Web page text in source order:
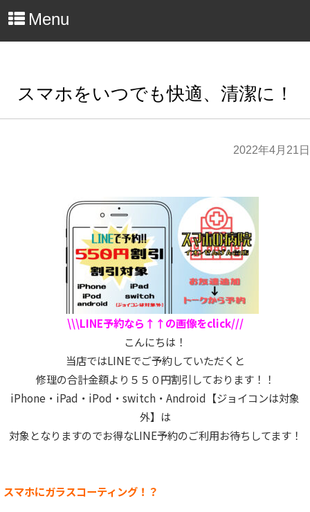
Menu
スマホをいつでも快適、清潔に！
2022年4月21日
\\\LINE予約なら↑↑の画像をclick///
こんにちは！
当店ではLINEでご予約していただくと
修理の合計金額より５５０円割引しております！！
iPhone・iPad・iPod・switch・Android【ジョイコンは対象
外】は
対象となりますのでお得なLINE予約のご利用お待ちしてます！
スマホにガラスコーティング！？